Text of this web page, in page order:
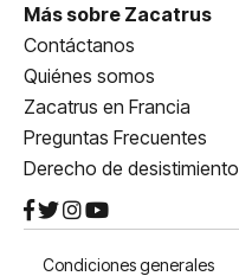
Más sobre Zacatrus
Contáctanos
Quiénes somos
Zacatrus en Francia
Preguntas Frecuentes
Derecho de desistimiento
Condiciones generales